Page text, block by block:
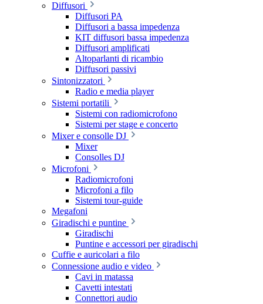
Diffusori
Diffusori PA
Diffusori a bassa impedenza
KIT diffusori bassa impedenza
Diffusori amplificati
Altoparlanti di ricambio
Diffusori passivi
Sintonizzatori
Radio e media player
Sistemi portatili
Sistemi con radiomicrofono
Sistemi per stage e concerto
Mixer e consolle DJ
Mixer
Consolles DJ
Microfoni
Radiomicrofoni
Microfoni a filo
Sistemi tour-guide
Megafoni
Giradischi e puntine
Giradischi
Puntine e accessori per giradischi
Cuffie e auricolari a filo
Connessione audio e video
Cavi in matassa
Cavetti intestati
Connettori audio